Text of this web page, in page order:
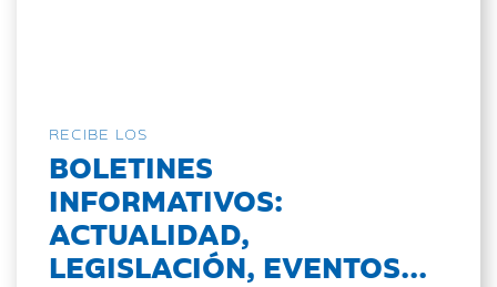
RECIBE LOS
BOLETINES
INFORMATIVOS:
ACTUALIDAD,
LEGISLACIÓN, EVENTOS...